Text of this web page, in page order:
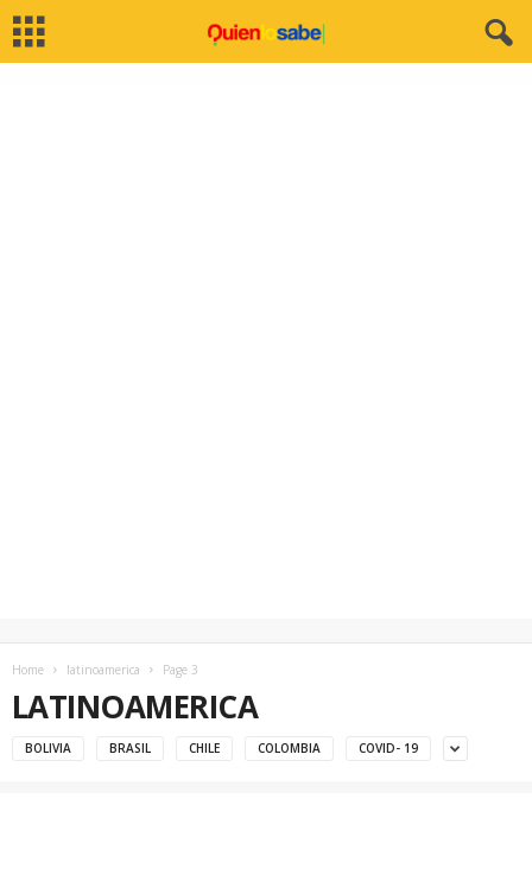
Home latinoamerica Page 3
LATINOAMERICA
BOLIVIA BRASIL CHILE COLOMBIA COVID- 19